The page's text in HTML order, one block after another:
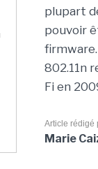
plupart
pouvoir
802.11n
Fi en
Article rédigé
Marie